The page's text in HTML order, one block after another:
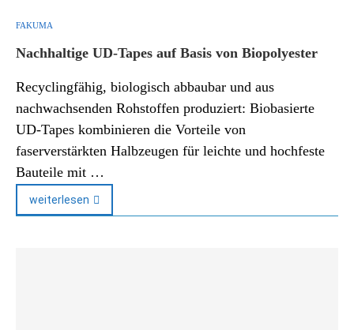
FAKUMA
Nachhaltige UD-Tapes auf Basis von Biopolyester
Recyclingfähig, biologisch abbaubar und aus
nachwachsenden Rohstoffen produziert: Biobasierte
UD-Tapes kombinieren die Vorteile von
faserverstärkten Halbzeugen für leichte und hochfeste
Bauteile mit …
weiterlesen